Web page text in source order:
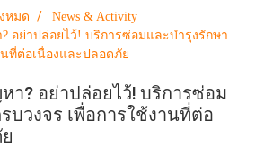
หมด
News & Activity
อย่าปล่อยไว้! บริการซ่อมและบำรุงรักษา
ที่ต่อเนื่องและปลอดภัย
? อย่าปล่อยไว้! บริการซ่อม
บวงจร เพื่อการใช้งานที่ต่อ